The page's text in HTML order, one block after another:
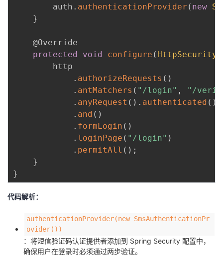
        auth
. authenticationProvider ( new
}
@Override
protected
void configure ( HttpSecurity
        http
. authorizeRequests ( )
. antMatchers ( "/login" ,
"/
. anyRequest ( ) . authenticated ( )
. and ( )
. formLogin ( )
. loginPage ( "/login" )
. permitAll ( ) ;
}
}
代码解析：
authenticationProvider(new SmsAuthenticationPr
ovider())
：将短信验证码认证提供者添加到 Spring Security 配置中，
确保用户在登录时必须通过两步验证。